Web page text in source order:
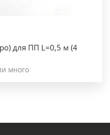
для ПП L=0,5 м (4
много